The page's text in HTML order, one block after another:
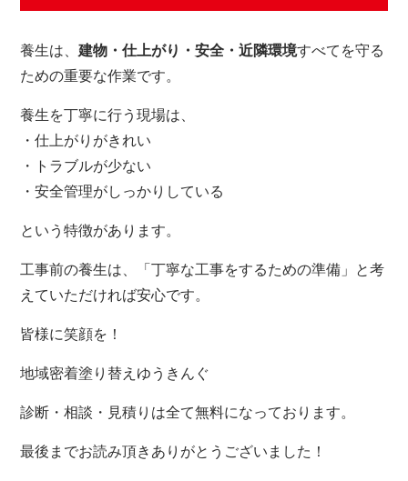
養生は、建物・仕上がり・安全・近隣環境すべてを守る
ための重要な作業です。
養生を丁寧に行う現場は、
・仕上がりがきれい
・トラブルが少ない
・安全管理がしっかりしている
という特徴があります。
工事前の養生は、「丁寧な工事をするための準備」と考
えていただければ安心です。
皆様に笑顔を！
地域密着塗り替えゆうきんぐ
診断・相談・見積りは全て無料になっております。
最後までお読み頂きありがとうございました！